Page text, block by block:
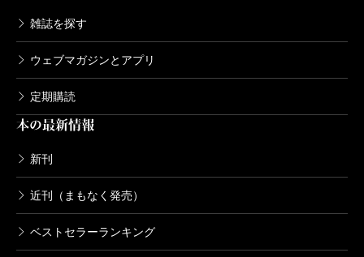
雑誌を探す
ウェブマガジンとアプリ
定期購読
本の最新情報
新刊
近刊（まもなく発売）
ベストセラーランキング